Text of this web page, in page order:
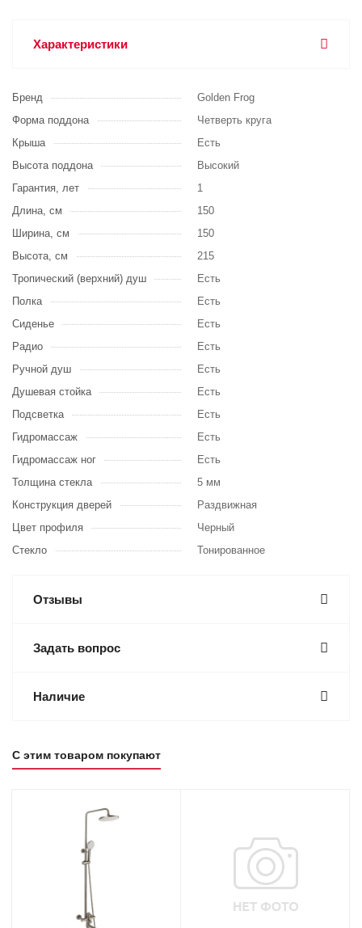
Характеристики
Бренд
Golden Frog
Форма поддона
Четверть круга
Крыша
Есть
Высота поддона
Высокий
Гарантия, лет
1
Длина, см
150
Ширина, см
150
Высота, см
215
Тропический (верхний) душ
Есть
Полка
Есть
Сиденье
Есть
Радио
Есть
Ручной душ
Есть
Душевая стойка
Есть
Подсветка
Есть
Гидромассаж
Есть
Гидромассаж ног
Есть
Толщина стекла
5 мм
Конструкция дверей
Раздвижная
Цвет профиля
Черный
Стекло
Тонированное
Отзывы
Задать вопрос
Наличие
С этим товаром покупают